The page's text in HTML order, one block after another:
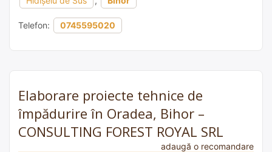
Telefon: 0745595020
Elaborare proiecte tehnice de
împădurire în Oradea, Bihor –
CONSULTING FOREST ROYAL SRL
adaugă o recomandare